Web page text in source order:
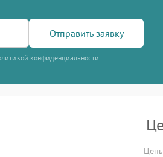
Отправить заявку
конфиденциальности